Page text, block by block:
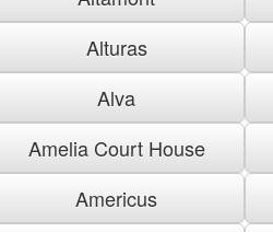
Alturas
Alva
Amelia Court House
Americus